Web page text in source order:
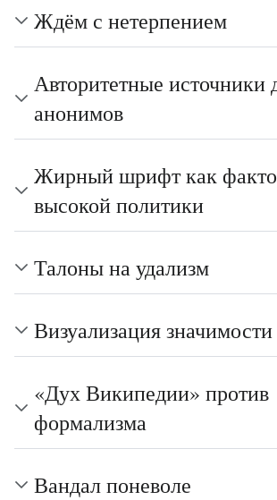
Ждём с нетерпением
Авторитетные источники
анонимов
Жирный шрифт как
высокой политики
Талоны на удализм
Визуализация значимости
«Дух Википедии» против
формализма
Вандал поневоле